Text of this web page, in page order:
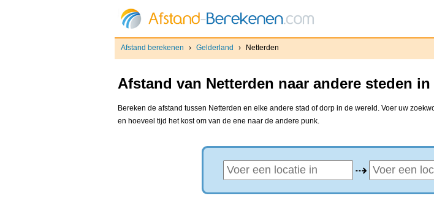
Afstand berekenen › Gelderland › Netterden
Afstand van Netterden naar andere steden
Bereken de afstand tussen Netterden en elke andere stad of dorp in de wereld. Voer uw
en hoeveel tijd het kost om van de ene naar de andere punk.
⇢